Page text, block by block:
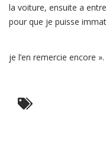
la voiture, ensuite a
pour que je puisse
je l’en remercie encore